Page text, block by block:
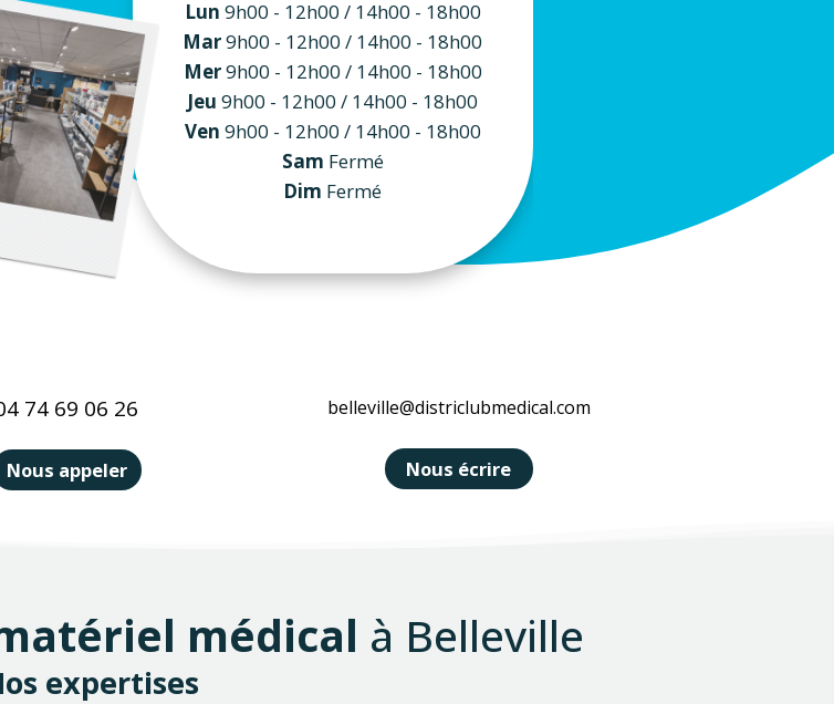
Lun 9h00 - 12h00 / 14h00 - 18h00
Mar9h00 - 12h00 / 14h00 - 18h00
Mer9h00 - 12h00 / 14h00 - 18h00
Jeu 9h00 - 12h00 / 14h00 - 18h00
Ven 9h00 - 12h00 / 14h00 - 18h00
Sam Fermé
Dim Fermé
74 69 06 26
Nous appeler
belleville@districlubmedical.com
Nous écrire
médical à Belleville
expertises